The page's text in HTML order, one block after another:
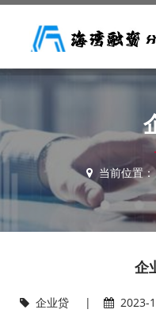
当前位置
企
企业贷| 2023-